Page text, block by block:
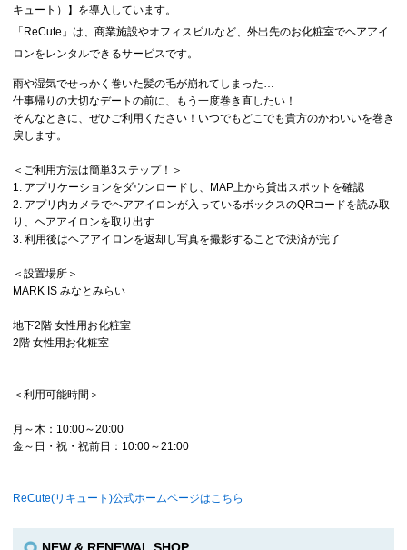
キュート）】を導入しています。
「ReCute」は、商業施設やオフィスビルなど、外出先のお化粧室でヘアアイ
ロンをレンタルできるサービスです。
雨や湿気でせっかく巻いた髪の毛が崩れてしまった…
仕事帰りの大切なデートの前に、もう一度巻き直したい！
そんなときに、ぜひご利用ください！いつでもどこでも貴方のかわいいを巻き
戻します。
＜ご利用方法は簡単3ステップ！＞
1. アプリケーションをダウンロードし、MAP上から貸出スポットを確認
2. アプリ内カメラでヘアアイロンが入っているボックスのQRコードを読み取
り、ヘアアイロンを取り出す
3. 利用後はヘアアイロンを返却し写真を撮影することで決済が完了
＜設置場所＞
MARK IS みなとみらい
地下2階 女性用お化粧室
2階 女性用お化粧室
＜利用可能時間＞
月～木：10:00～20:00
金～日・祝・祝前日：10:00～21:00
ReCute(リキュート)公式ホームページはこちら